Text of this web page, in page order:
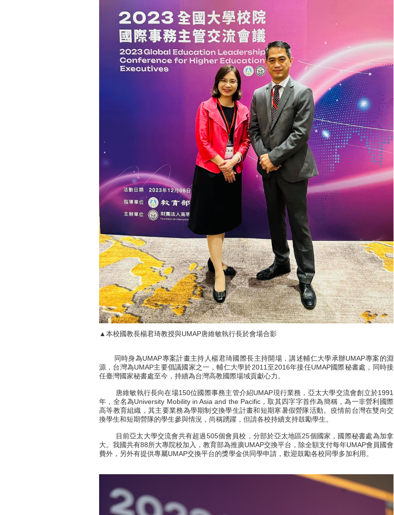
▲本校國教長楊君琦教授與UMAP唐維敏執行長於會場合影
同時身為UMAP專案計畫主持人楊君琦國際長主持開場，講述輔仁大學承辦UMAP專案的淵
源，台灣為UMAP主要倡議國家之一，輔仁大學於2011至2016年接任UMAP國際秘書處，同時接
任臺灣國家秘書處至今，持續為台灣高教國際場域貢獻心力。
唐維敏執行長向在場150位國際事務主管介紹UMAP現行業務，亞太大學交流會創立於1991
年，全名為University Mobility in Asia and the Pacific，取其四字字首作為簡稱，為一非營利國際
高等教育組織，其主要業務為學期制交換學生計畫和短期寒暑假營隊活動。疫情前台灣在雙向交
換學生和短期營隊的學生參與情況，尚稱踴躍，但請各校持續支持鼓勵學生。
目前亞太大學交流會共有超過505個會員校，分部於亞太地區25個國家，國際秘書處為加拿
大。我國共有88所大專院校加入，教育部為推廣UMAP交換平台，除全額支付每年UMAP會員國會
費外，另外有提供專屬UMAP交換平台的獎學金供同學申請，歡迎鼓勵各校同學多加利用。